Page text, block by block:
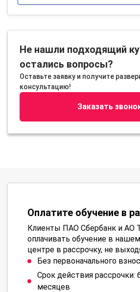
Не нашли подходящий
остались вопросы?
Оставьте заявку и получите
консультацию!
Заказать
Оплатите обучение в
Клиенты ПАО Сбербанк и АО
оплачивать обучение в
центре в рассрочку, не
Без первоначального
Срок действия рассрочки:
месяцев